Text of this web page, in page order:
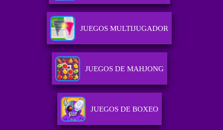
JUEGOS MULTIJUGADOR
JUEGOS DE MAHJONG
JUEGOS DE BOXEO